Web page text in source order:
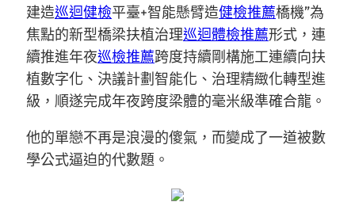
建造巡迴健檢平臺+智能懸臂造健檢推薦橋機”為
焦點的新型橋梁扶植治理巡迴體檢推薦形式，連
續推進年夜巡檢推薦跨度持續剛構施工連續向扶
植數字化、決議計劃智能化、治理精緻化轉型進
級，順遂完成年夜跨度梁體的毫米級準確合龍。
他的單戀不再是浪漫的傻氣，而變成了一道被數
學公式逼迫的代數題。